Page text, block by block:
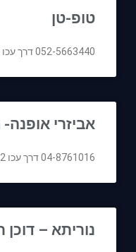
טופ-טן
052-5663440 דרך עכו 192 קריון קרית ביאליק
אביזרי אופנה- Riviera Collection
04-8761016 דרך עכו 192 קריון קרית ביאליק
נוריתא –